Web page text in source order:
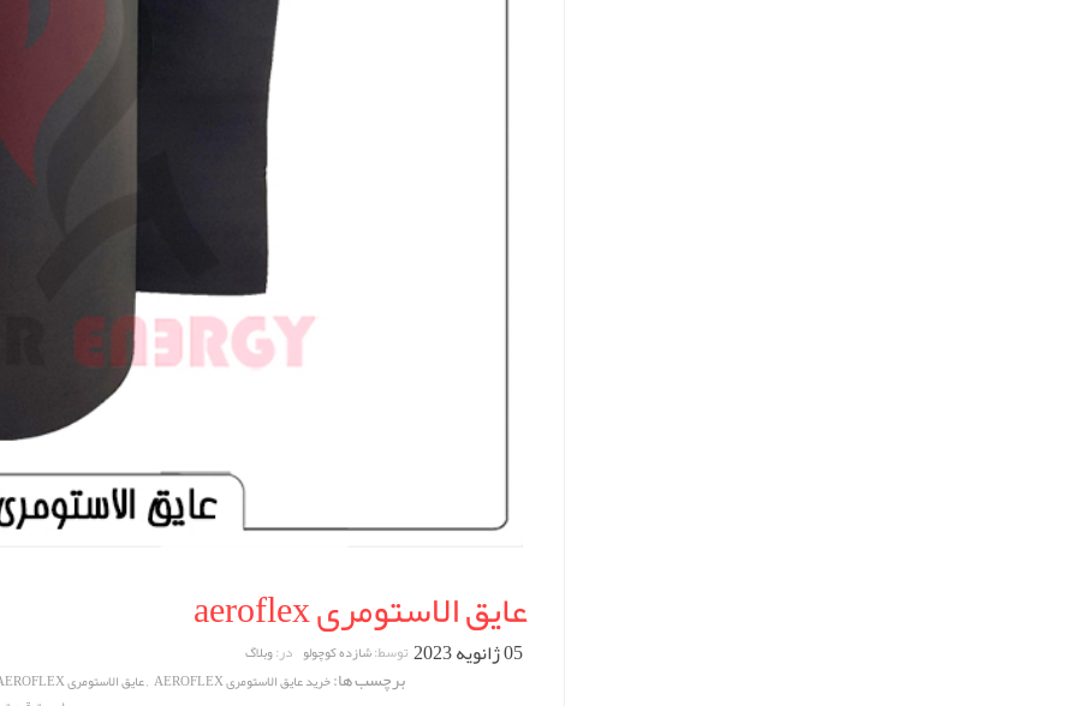
عایق الاستومری aeroflex
05 ژانویه 2023 توسط:شازده کوچولو در:وبلاگ
برچسب ها:خرید عایق الاستومری AEROFLEX ,عایق الاستومری AEROFLEX